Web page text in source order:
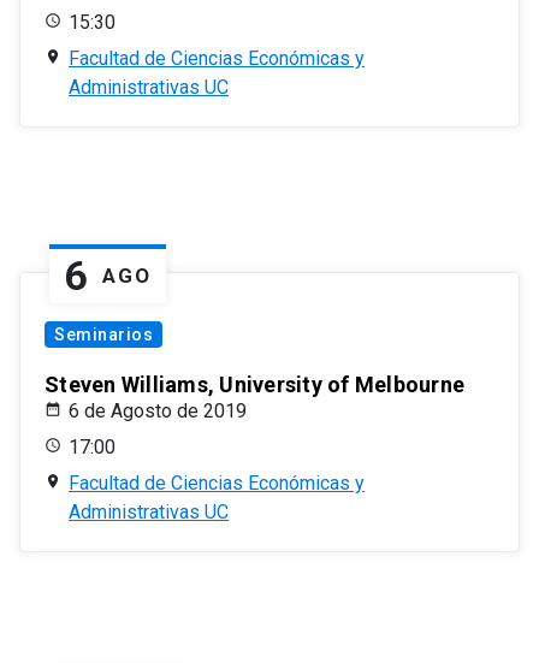
15:30
Facultad de Ciencias Económicas y
Administrativas UC
6 AGO
Seminarios
Steven Williams, University of Melbourne
6 de Agosto de 2019
17:00
Facultad de Ciencias Económicas y
Administrativas UC